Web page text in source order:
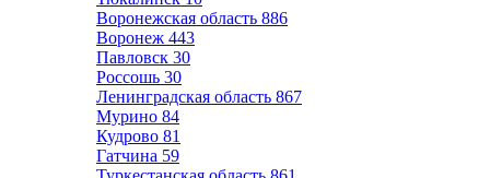
Воронежская область 886
Воронеж 443
Павловск 30
Россошь 30
Ленинградская область 867
Мурино 84
Кудрово 81
Гатчина 59